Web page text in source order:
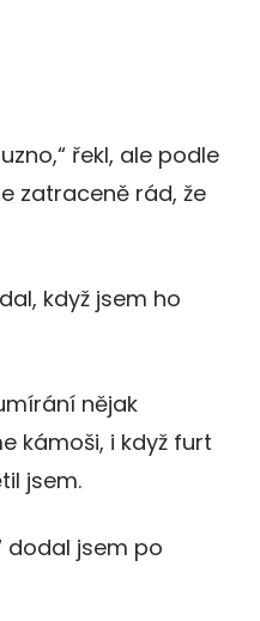
řekl, ale podle
zatraceně rád, že
když jsem ho
nějak
kámoši, i když furt
jsem.
dodal jsem po